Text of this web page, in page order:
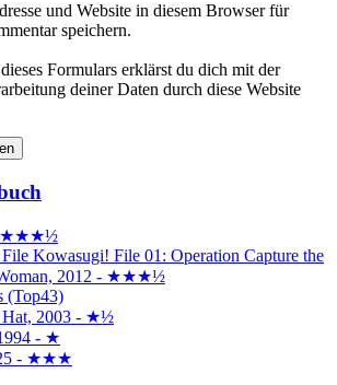
und Website in diesem Browser für
speichern.
Formulars erklärst du dich mit der
deiner Daten durch diese Website
- ★★★½
Kowasugi! File 01: Operation Capture the
2012 - ★★★½
(Top43)
Hat, 2003 - ★½
- ★
- ★★★